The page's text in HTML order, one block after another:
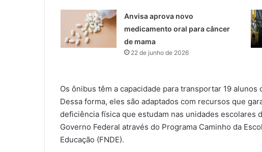
Anvisa aprova novo
medicamento oral para câncer
de mama
22 de junho de 2026
Os ônibus têm a capacidade para transportar 19
Dessa forma, eles são adaptados com recursos que
deficiência física que estudam nas unidades escolares
Governo Federal através do Programa Caminho da
Educação (FNDE).